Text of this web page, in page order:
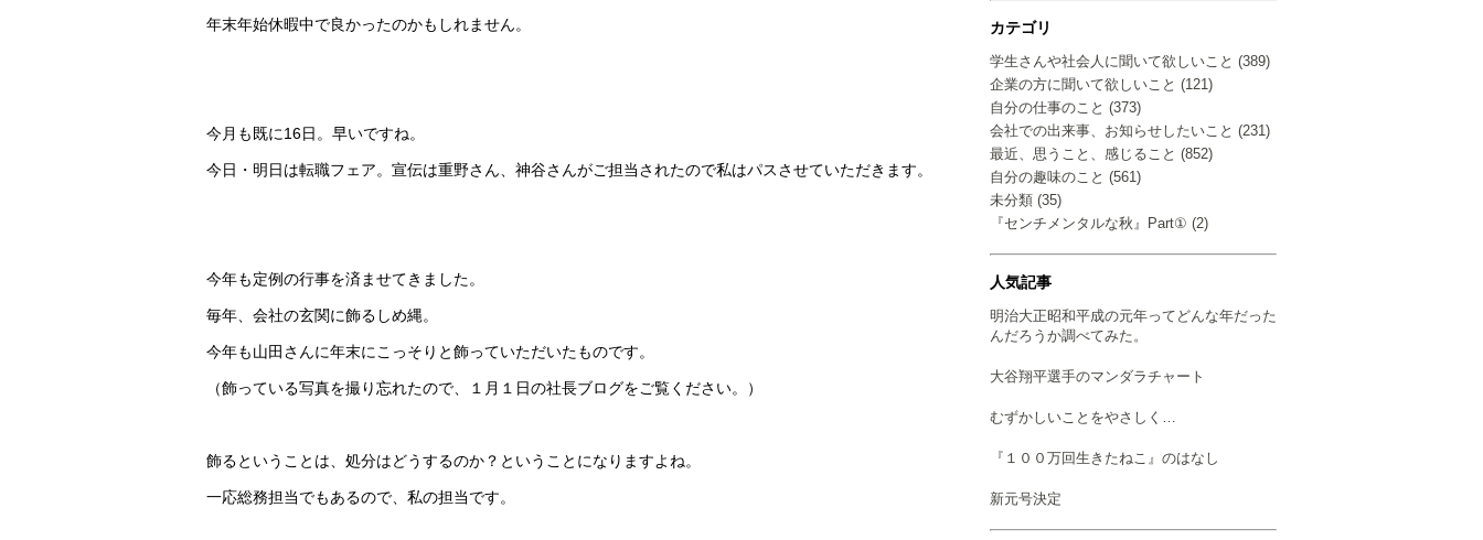
カテゴリ
学生さんや社会人に聞いて欲しいこと (389)
企業の方に聞いて欲しいこと (121)
自分の仕事のこと (373)
会社での出来事、お知らせしたいこと (231)
最近、思うこと、感じること (852)
自分の趣味のこと (561)
未分類 (35)
『センチメンタルな秋』Part① (2)
人気記事
明治大正昭和平成の元年ってどんな年だった
んだろうか調べてみた。
大谷翔平選手のマンダラチャート
むずかしいことをやさしく…
『１００万回生きたねこ』のはなし
新元号決定
年末年始休暇中で良かったのかもしれません。
今月も既に16日。早いですね。
今日・明日は転職フェア。宣伝は重野さん、神谷さんがご担当されたので私はパスさせていただきます。
今年も定例の行事を済ませてきました。
毎年、会社の玄関に飾るしめ縄。
今年も山田さんに年末にこっそりと飾っていただいたものです。
（飾っている写真を撮り忘れたので、１月１日の社長ブログをご覧ください。）
飾るということは、処分はどうするのか？ということになりますよね。
一応総務担当でもあるので、私の担当です。